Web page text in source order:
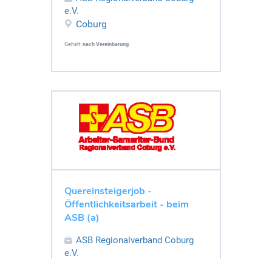
e.V.
Coburg
Gehalt: nach Vereinbarung
Quereinsteigerjob -
Öffentlichkeitsarbeit - beim
ASB (a)
ASB Regionalverband Coburg
e.V.